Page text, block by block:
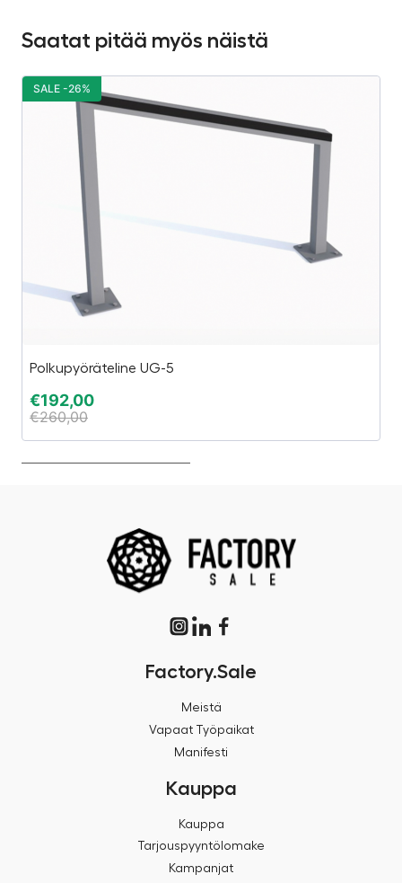
Saatat pitää myös näistä
Polkupyöräteline UG-5
€192,00
€260,00
SALE -26%
Factory.Sale
Meistä
Vapaat Työpaikat
Manifesti
Kauppa
Kauppa
Tarjouspyyntölomake
Kampanjat